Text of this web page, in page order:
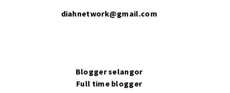
diahnetwork@gmail.com
Blogger selangor
Full time blogger